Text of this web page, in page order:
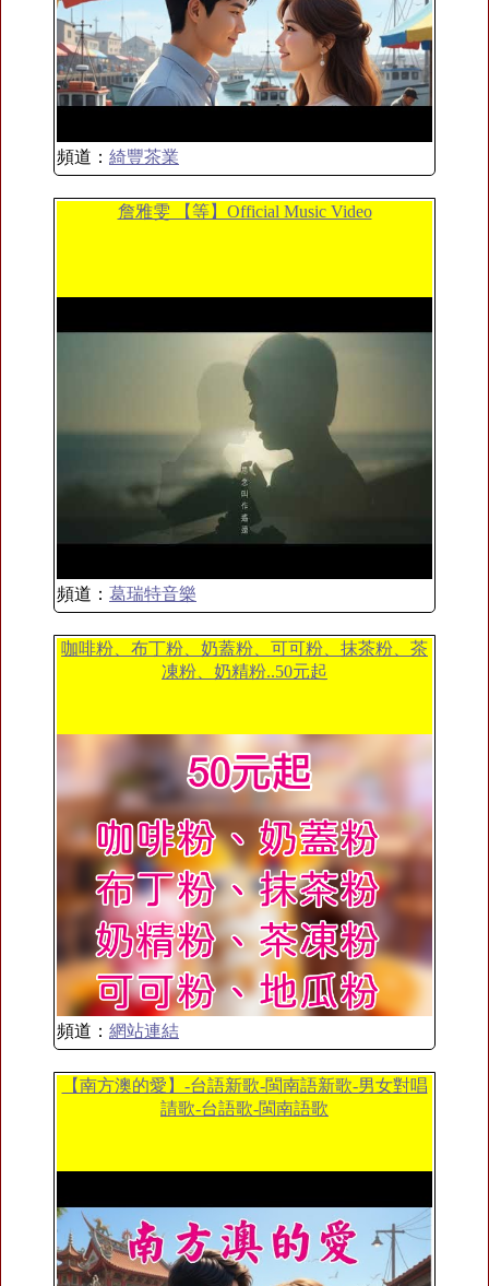
頻道： 綺豐茶業
詹雅雯 【等】Official Music Video
頻道： 葛瑞特音樂
咖啡粉、布丁粉、奶蓋粉、可可粉、抹茶粉、茶
凍粉、奶精粉..50元起
頻道： 網站連結
【南方澳的愛】-台語新歌-閩南語新歌-男女對唱
請歌-台語歌-閩南語歌